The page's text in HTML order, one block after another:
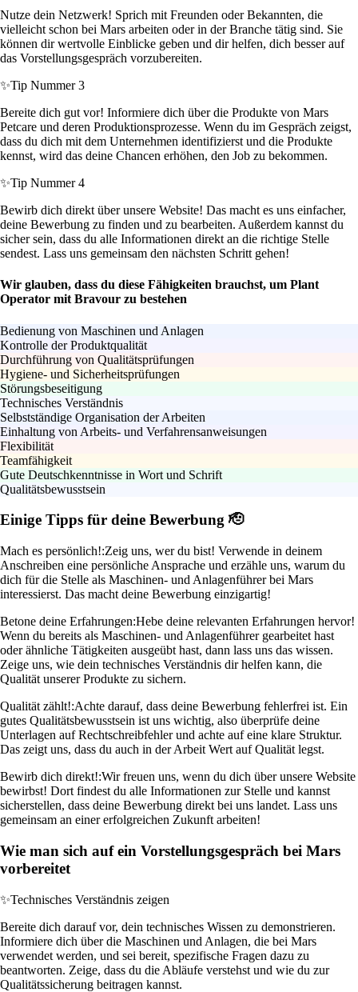
Nutze dein Netzwerk! Sprich mit Freunden oder Bekannten, die
vielleicht schon bei Mars arbeiten oder in der Branche tätig sind. Sie
können dir wertvolle Einblicke geben und dir helfen, dich besser auf
das Vorstellungsgespräch vorzubereiten.
✨Tip Nummer 3
Bereite dich gut vor! Informiere dich über die Produkte von Mars
Petcare und deren Produktionsprozesse. Wenn du im Gespräch zeigst,
dass du dich mit dem Unternehmen identifizierst und die Produkte
kennst, wird das deine Chancen erhöhen, den Job zu bekommen.
✨Tip Nummer 4
Bewirb dich direkt über unsere Website! Das macht es uns einfacher,
deine Bewerbung zu finden und zu bearbeiten. Außerdem kannst du
sicher sein, dass du alle Informationen direkt an die richtige Stelle
sendest. Lass uns gemeinsam den nächsten Schritt gehen!
Wir glauben, dass du diese Fähigkeiten brauchst, um Plant
Operator mit Bravour zu bestehen
Bedienung von Maschinen und Anlagen
Kontrolle der Produktqualität
Durchführung von Qualitätsprüfungen
Hygiene- und Sicherheitsprüfungen
Störungsbeseitigung
Technisches Verständnis
Selbstständige Organisation der Arbeiten
Einhaltung von Arbeits- und Verfahrensanweisungen
Flexibilität
Teamfähigkeit
Gute Deutschkenntnisse in Wort und Schrift
Qualitätsbewusstsein
Einige Tipps für deine Bewerbung 🫡
Mach es persönlich!:Zeig uns, wer du bist! Verwende in deinem
Anschreiben eine persönliche Ansprache und erzähle uns, warum du
dich für die Stelle als Maschinen- und Anlagenführer bei Mars
interessierst. Das macht deine Bewerbung einzigartig!
Betone deine Erfahrungen:Hebe deine relevanten Erfahrungen hervor!
Wenn du bereits als Maschinen- und Anlagenführer gearbeitet hast
oder ähnliche Tätigkeiten ausgeübt hast, dann lass uns das wissen.
Zeige uns, wie dein technisches Verständnis dir helfen kann, die
Qualität unserer Produkte zu sichern.
Qualität zählt!:Achte darauf, dass deine Bewerbung fehlerfrei ist. Ein
gutes Qualitätsbewusstsein ist uns wichtig, also überprüfe deine
Unterlagen auf Rechtschreibfehler und achte auf eine klare Struktur.
Das zeigt uns, dass du auch in der Arbeit Wert auf Qualität legst.
Bewirb dich direkt!:Wir freuen uns, wenn du dich über unsere Website
bewirbst! Dort findest du alle Informationen zur Stelle und kannst
sicherstellen, dass deine Bewerbung direkt bei uns landet. Lass uns
gemeinsam an einer erfolgreichen Zukunft arbeiten!
Wie man sich auf ein Vorstellungsgespräch bei Mars
vorbereitet
✨Technisches Verständnis zeigen
Bereite dich darauf vor, dein technisches Wissen zu demonstrieren.
Informiere dich über die Maschinen und Anlagen, die bei Mars
verwendet werden, und sei bereit, spezifische Fragen dazu zu
beantworten. Zeige, dass du die Abläufe verstehst und wie du zur
Qualitätssicherung beitragen kannst.